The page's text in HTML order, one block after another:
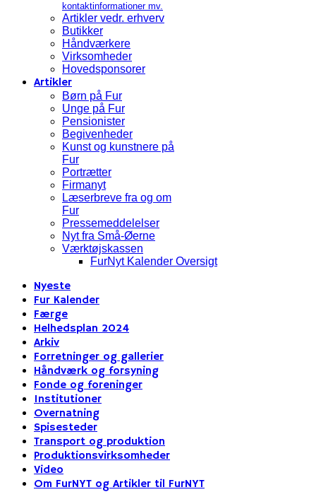
kontaktinformationer mv.
Artikler vedr. erhverv
Butikker
Håndværkere
Virksomheder
Hovedsponsorer
Artikler
Børn på Fur
Unge på Fur
Pensionister
Begivenheder
Kunst og kunstnere på
Fur
Portrætter
Firmanyt
Læserbreve fra og om
Fur
Pressemeddelelser
Nyt fra Små-Øerne
Værktøjskassen
FurNyt Kalender Oversigt
Nyeste
Fur Kalender
Færge
Helhedsplan 2024
Arkiv
Forretninger og gallerier
Håndværk og forsyning
Fonde og foreninger
Institutioner
Overnatning
Spisesteder
Transport og produktion
Produktionsvirksomheder
Video
Om FurNYT og Artikler til FurNYT